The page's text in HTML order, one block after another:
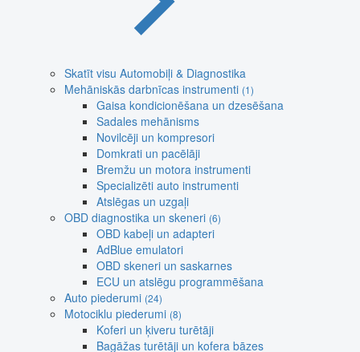
Skatīt visu Automobiļi & Diagnostika
Mehāniskās darbnīcas instrumenti (1)
Gaisa kondicionēšana un dzesēšana
Sadales mehānisms
Novilcēji un kompresori
Domkrati un pacēlāji
Bremžu un motora instrumenti
Specializēti auto instrumenti
Atslēgas un uzgaļi
OBD diagnostika un skeneri (6)
OBD kabeļi un adapteri
AdBlue emulatori
OBD skeneri un saskarnes
ECU un atslēgu programmēšana
Auto piederumi (24)
Motociklu piederumi (8)
Koferi un ķiveru turētāji
Bagāžas turētāji un kofera bāzes